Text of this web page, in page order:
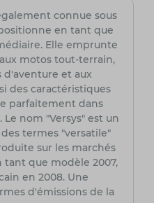
connue sous
en tant que
Elle emprunte
motos tout-terrain,
d'aventure et aux
des caractéristiques
parfaitement dans
nom "Versys" est un
termes "versatile"
sur les marchés
que modèle 2007,
en 2008. Une
d'émissions de la